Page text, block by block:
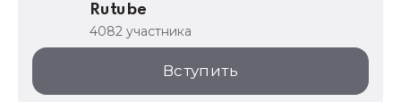
Rutube
4082 участника
Вступить